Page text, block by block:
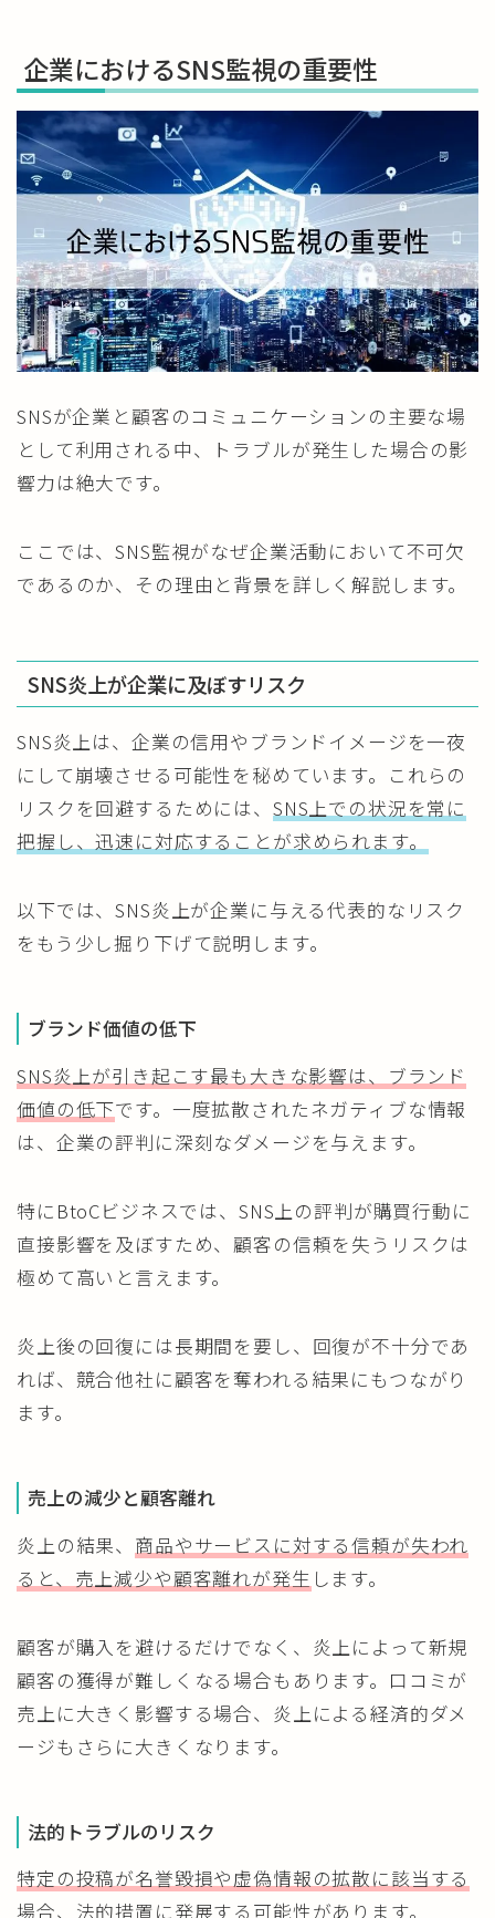
企業におけるSNS監視の重要性
SNSが企業と顧客のコミュニケーションの主要な場
として利用される中、トラブルが発生した場合の影
響力は絶大です。
ここでは、SNS監視がなぜ企業活動において不可欠
であるのか、その理由と背景を詳しく解説します。
SNS炎上が企業に及ぼすリスク
SNS炎上は、企業の信用やブランドイメージを一夜
にして崩壊させる可能性を秘めています。これらの
リスクを回避するためには、 SNS上での状況を常に
把握し、迅速に対応することが求められます。
以下では、SNS炎上が企業に与える代表的なリスク
をもう少し掘り下げて説明します。
ブランド価値の低下
SNS炎上が引き起こす最も大きな影響は、ブランド
価値の低下です。一度拡散されたネガティブな情報
は、企業の評判に深刻なダメージを与えます。
特にBtoCビジネスでは、SNS上の評判が購買行動に
直接影響を及ぼすため、顧客の信頼を失うリスクは
極めて高いと言えます。
炎上後の回復には長期間を要し、回復が不十分であ
れば、競合他社に顧客を奪われる結果にもつながり
ます。
売上の減少と顧客離れ
炎上の結果、 商品やサービスに対する信頼が失われ
ると、売上減少や顧客離れが発生 します。
顧客が購入を避けるだけでなく、炎上によって新規
顧客の獲得が難しくなる場合もあります。口コミが
売上に大きく影響する場合、炎上による経済的ダメ
ージもさらに大きくなります。
法的トラブルのリスク
特定の投稿が名誉毀損や虚偽情報の拡散に該当する
場合、法的措置に発展する可能性があります。